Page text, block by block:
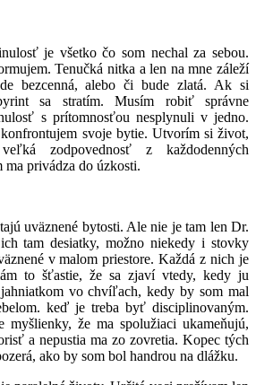
je všetko čo som nechal za sebou.
Tenučká nitka a len na mne záleží
bezcenná, alebo či bude zlatá. Ak si
sa stratím. Musím robiť správne
s prítomnosťou nesplynuli v jedno.
svoje bytie. Utvorím si život,
zodpovednosť z každodenných
privádza do úzkosti.
uväznené bytosti. Ale nie je tam len Dr.
tam desiatky, možno niekedy i stovky
v malom priestore. Každá z nich je
to šťastie, že sa zjaví vtedy, kedy ju
vo chvíľach, kedy by som mal
keď je treba byť disciplinovaným.
myšlienky, že ma spolužiaci ukameňujú,
a nepustia ma zo zovretia. Kopec tých
ako by som bol handrou na dlážku.